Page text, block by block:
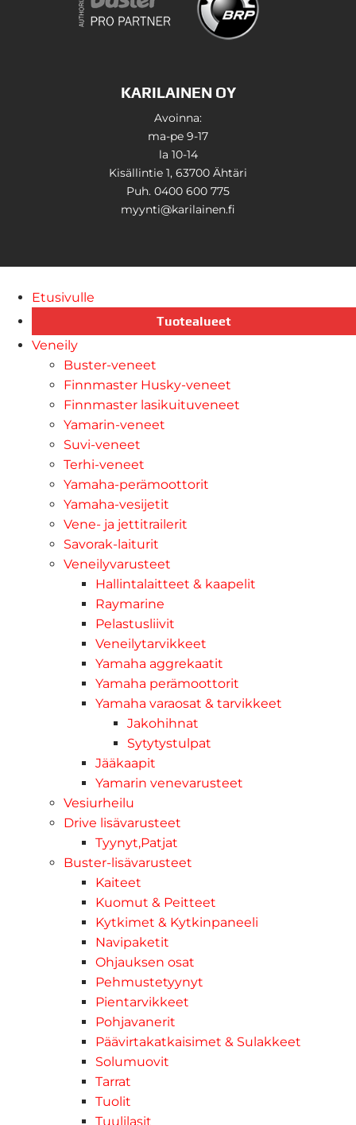
KARILAINEN OY
Avoinna:
ma-pe 9-17
la 10-14
Kisällintie 1, 63700 Ähtäri
Puh. 0400 600 775
myynti@karilainen.fi
Etusivulle
Tuotealueet
Veneily
Buster-veneet
Finnmaster Husky-veneet
Finnmaster lasikuituveneet
Yamarin-veneet
Suvi-veneet
Terhi-veneet
Yamaha-perämoottorit
Yamaha-vesijetit
Vene- ja jettitrailerit
Savorak-laiturit
Veneilyvarusteet
Hallintalaitteet & kaapelit
Raymarine
Pelastusliivit
Veneilytarvikkeet
Yamaha aggrekaatit
Yamaha perämoottorit
Yamaha varaosat & tarvikkeet
Jakohihnat
Sytytystulpat
Jääkaapit
Yamarin venevarusteet
Vesiurheilu
Drive lisävarusteet
Tyynyt,Patjat
Buster-lisävarusteet
Kaiteet
Kuomut & Peitteet
Kytkimet & Kytkinpaneeli
Navipaketit
Ohjauksen osat
Pehmustetyynyt
Pientarvikkeet
Pohjavanerit
Päävirtakatkaisimet & Sulakkeet
Solumuovit
Tarrat
Tuolit
Tuulilasit